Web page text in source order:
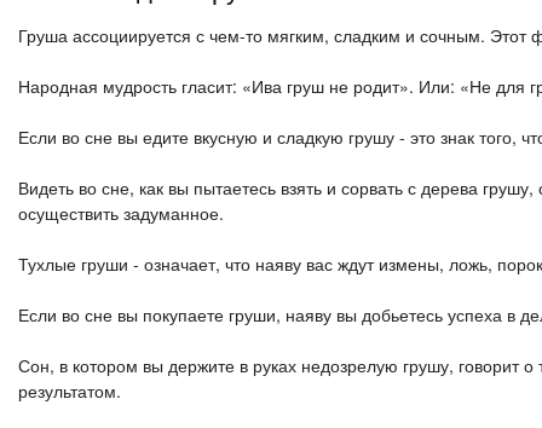
Груша ассоциируется с чем-то мягким, сладким и сочным. Этот
Народная мудрость гласит: «Ива груш не родит». Или: «Не для
Если во сне вы едите вкусную и сладкую грушу - это знак того,
Видеть во сне, как вы пытаетесь взять и сорвать с дерева
осуществить задуманное.
Тухлые груши - означает, что наяву вас ждут измены, ложь,
Если во сне вы покупаете груши, наяву вы добьетесь успеха в
Сон, в котором вы держите в руках недозрелую грушу, говорит
результатом.